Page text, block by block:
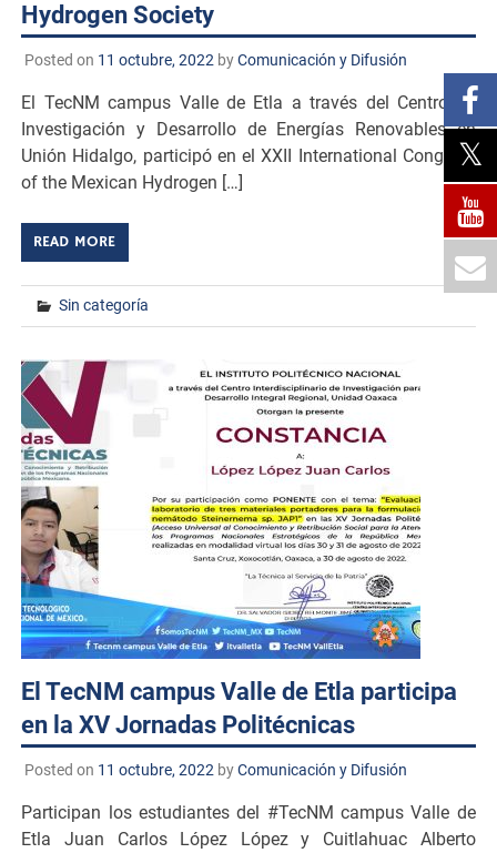
Hydrogen Society
Posted on 11 octubre, 2022 byComunicación y Difusión
El TecNM campus Valle de Etla a través del Centro de
Investigación y Desarrollo de Energías Renovables en
Unión Hidalgo, participó en el XXII International Congress
of the Mexican Hydrogen […]
READ MORE
Sin categoría
El TecNM campus Valle de Etla participa
en la XV Jornadas Politécnicas
Posted on 11 octubre, 2022 byComunicación y Difusión
Participan los estudiantes del #TecNM campus Valle de
Etla Juan Carlos López López y Cuitlahuac Alberto